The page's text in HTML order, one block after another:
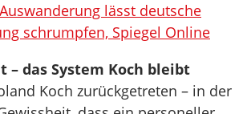
Auswanderung lässt deutsche
schrumpfen, Spiegel Online
– das System Koch bleibt
Koch zurückgetreten – in der